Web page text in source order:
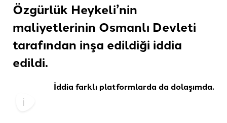
Özgürlük Heykeli’nin
maliyetlerinin Osmanlı Devleti
tarafından inşa edildiği iddia
edildi.
İddia farklı platformlarda da dolaşımda.